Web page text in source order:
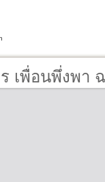
เพื่อนพึ่งพา